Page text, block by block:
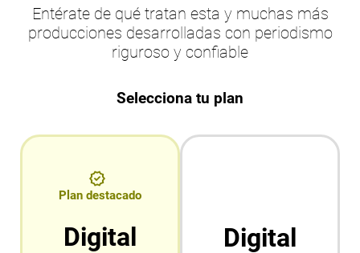
Entérate de qué tratan esta y muchas más
producciones desarrolladas con periodismo
riguroso y confiable
Selecciona tu plan
Plan destacado
Digital Digital